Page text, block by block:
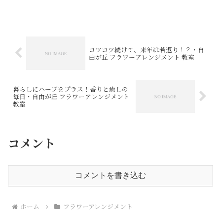
コツコツ続けて、来年は若返り！？・自
由が丘 フラワーアレンジメント 教室
暮らしにハーブをプラス！香りと癒しの
毎日・自由が丘 フラワーアレンジメント
教室
コメント
コメントを書き込む
ホーム フラワーアレンジメント